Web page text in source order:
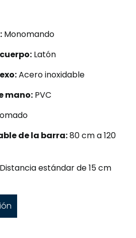
Monomando
Latón
Acero inoxidable
mano: PVC
de la barra:80 cm a 120
Distancia estándar de 15 cm